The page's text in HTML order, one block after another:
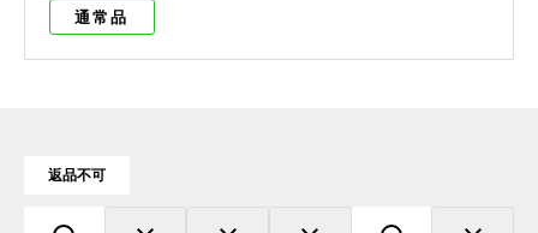
通常品
返品不可